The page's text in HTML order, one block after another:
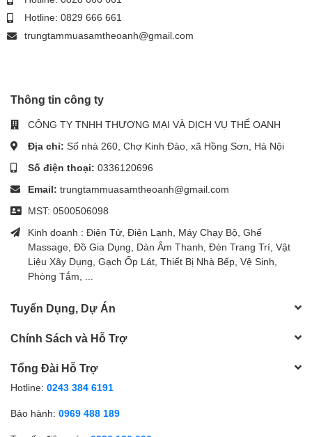
Hotline: 0829 666 661
trungtammuasamtheoanh@gmail.com
Thông tin công ty
CÔNG TY TNHH THƯƠNG MẠI VÀ DỊCH VỤ THỂ OANH
Địa chỉ: Số nhà 260, Chợ Kinh Đào, xã Hồng Sơn, Hà Nội
Số điện thoại: 0336120696
Email: trungtammuasamtheoanh@gmail.com
MST: 0500506098
Kinh doanh : Điện Tử, Điện Lạnh, Máy Chạy Bộ, Ghế
Massage, Đồ Gia Dụng, Dàn Âm Thanh, Đèn Trang Trí, Vật
Liệu Xây Dụng, Gạch Ốp Lát, Thiết Bị Nhà Bếp, Vệ Sinh,
Phòng Tắm, ...
Tuyển Dụng, Dự Án
Chính Sách và Hỗ Trợ
Tổng Đài Hỗ Trợ
Hotline: 0243 384 6191
Bảo hành: 0969 488 189